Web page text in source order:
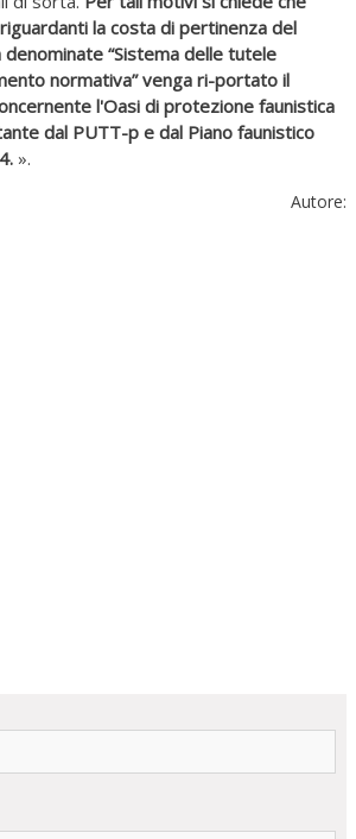
la costa di pertinenza del
“Sistema delle tutele
normativa” venga ri-portato il
l'Oasi di protezione faunistica
dal PUTT-p e dal Piano faunistico
».
Autore: